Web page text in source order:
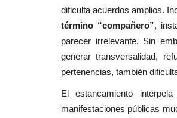
dificulta acuerdos amplios.
término “compañero”,
parecer irrelevante. Sin
generar transversalidad,
pertenencias, también
El estancamiento
manifestaciones públicas